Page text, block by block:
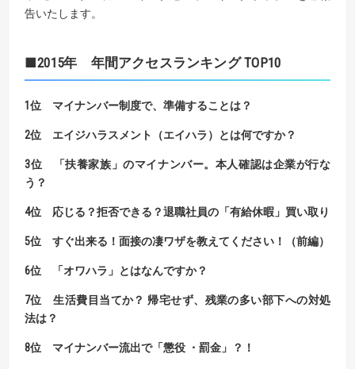
告いたします。
■2015年 年間アクセスランキング TOP10
1位 マイナンバー制度で、準備することは？
2位 エイジハラスメント（エイハラ）とは何ですか？
3位
「扶養家族」のマイナンバー。本人確認は企業が行な
う？
4位 応じる？拒否できる？退職社員の「有給休暇」買い取り
5位 すぐ出来る！面接の凄ワザを教えてください！（前編）
6位 「オワハラ」とはなんですか？
7位生活費目当てか？ 帰宅せず、残業の多い部下への対処
法は？
8位 マイナンバー流出で「懲役 ・罰金」？！